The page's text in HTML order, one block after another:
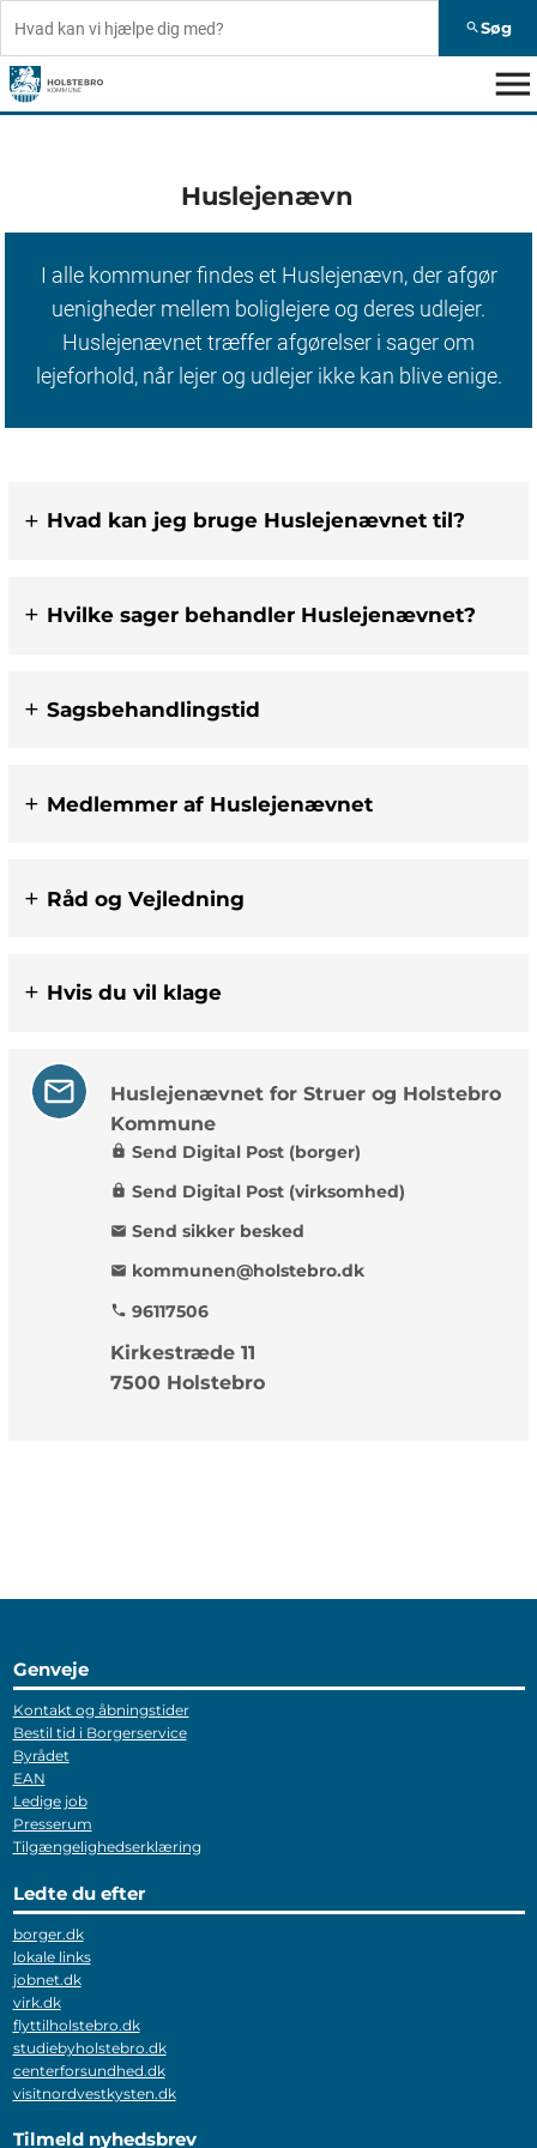
search Søg
menu
Huslejenævn
I alle kommuner findes et Huslejenævn, der afgør
uenigheder mellem boliglejere og deres udlejer.
Huslejenævnet træffer afgørelser i sager om
lejeforhold, når lejer og udlejer ikke kan blive enige.
Hvad kan jeg bruge Huslejenævnet til?
Hvilke sager behandler Huslejenævnet?
Sagsbehandlingstid
Medlemmer af Huslejenævnet
Råd og Vejledning
Hvis du vil klage
Huslejenævnet for Struer og Holstebro
Kommune
lock Send Digital Post (borger)
lock Send Digital Post (virksomhed)
mail Send sikker besked
mail kommunen@holstebro.dk
phone 96117506
Kirkestræde 11
7500 Holstebro
Genveje
Kontakt og åbningstider
Bestil tid i Borgerservice
Byrådet
EAN
Ledige job
Presserum
Tilgængelighedserklæring
Ledte du efter
borger.dk
lokale links
jobnet.dk
virk.dk
flyttilholstebro.dk
studiebyholstebro.dk
centerforsundhed.dk
visitnordvestkysten.dk
Tilmeld nyhedsbrev